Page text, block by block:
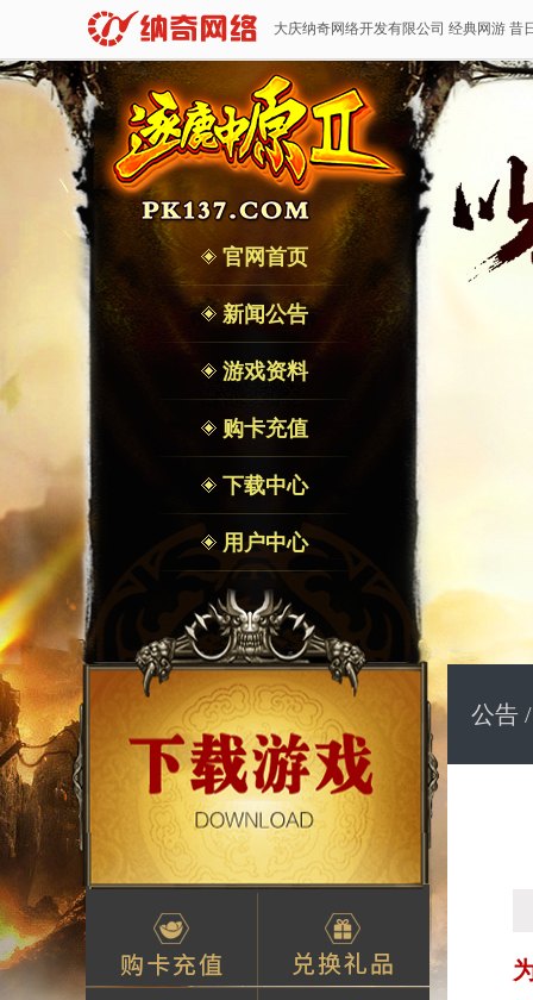
大庆纳奇网络开发有限公司 经典网游 昔
官网首页
新闻公告
游戏资料
购卡充值
下载中心
用户中心
公告